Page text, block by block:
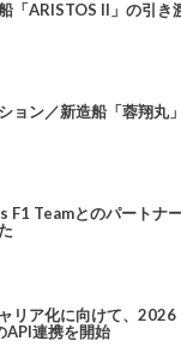
「ARISTOS II」の引き
ョン／新造船「蓉翔丸」
F1 Teamとのパートナ
リア化に向けて、2026
API連携を開始